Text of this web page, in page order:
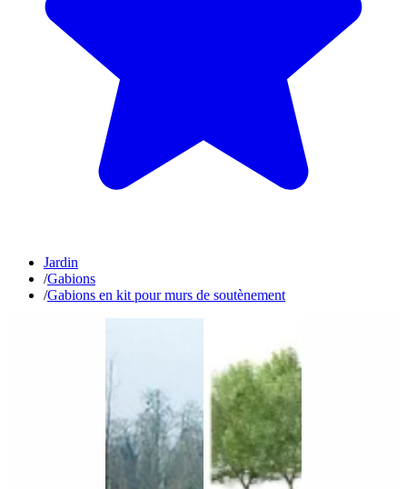
Jardin
/Gabions
/Gabions en kit pour murs de soutènement